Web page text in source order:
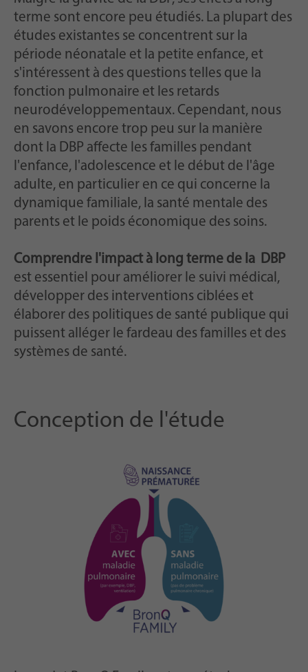
terme sont encore peu étudiés. La plupart des
études existantes se concentrent sur la
période néonatale et la petite enfance, et
s'intéressent à des questions telles que la
fonction pulmonaire et les retards
neurodéveloppementaux. Cependant, nous
en savons encore trop peu sur la manière
dont la DBP affecte les familles pendant
l'enfance, l'adolescence et le début de l'âge
adulte, en particulier en ce qui concerne la
dynamique familiale, la santé mentale des
parents et le poids économique des soins.
Comprendre l'impact à long terme de la DBP
est essentiel pour améliorer le suivi médical,
développer des interventions ciblées et
élaborer des politiques de santé publique qui
puissent alléger le fardeau des familles et des
systèmes de santé.
Conception de l'étude